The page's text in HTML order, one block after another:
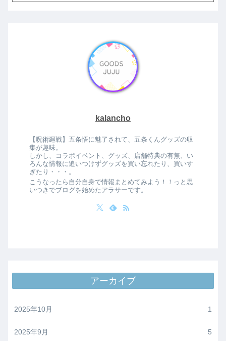
kalancho
【呪術廻戦】五条悟に魅了されて、五条くんグッズの収
集が趣味。
しかし、コラボイベント、グッズ、店舗特典の有無、い
ろんな情報に追いつけずグッズを買い忘れたり、買いす
ぎたり・・・。
こうなったら自分自身で情報まとめてみよう！！っと思
いつきでブログを始めたアラサーです。
アーカイブ
2025年10月 1
2025年9月 5